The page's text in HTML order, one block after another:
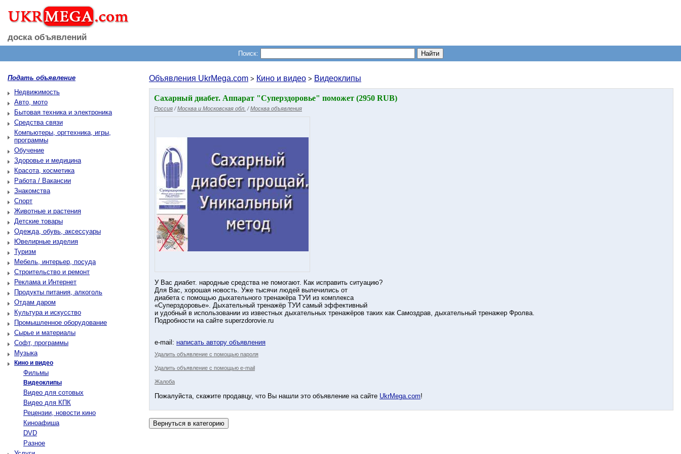
доска объявлений
Поиск:
Подать объявление
Недвижимость
Авто, мото
Бытовая техника и электроника
Средства связи
Компьютеры, оргтехника, игры,
программы
Обучение
Здоровье и медицина
Красота, косметика
Работа / Вакансии
Знакомства
Спорт
Животные и растения
Детские товары
Одежда, обувь, аксессуары
Ювелирные изделия
Туризм
Мебель, интерьер, посуда
Строительство и ремонт
Реклама и Интернет
Продукты питания, алкоголь
Отдам даром
Культура и искусство
Промышленное оборудование
Сырье и материалы
Софт, программы
Музыка
Кино и видео
Фильмы
Видеоклипы
Видео для сотовых
Видео для КПК
Рецензии, новости кино
Киноафиша
DVD
Разное
Объявления UkrMega.com > Кино и видео > Видеоклипы
Сахарный диабет. Аппарат "Суперздоровье" поможет (2950 RUB)
Россия /Москва и Московская обл. /Москва объявления
У Вас диабет. народные средства не помогают. Как исправить ситуацию?
Для Вас, хорошая новость. Уже тысячи людей вылечились от
диабета с помощью дыхательного тренажёра ТУИ из комплекса
«Суперздоровье». Дыхательный тренажёр ТУИ самый эффективный
и удобный в использовании из известных дыхательных тренажёров таких как Самоздрав, дыхательный тренажер Фролва.
Подробности на сайте superzdorovie.ru
e-mail: написать автору объявления
Удалить объявление с помощью пароля
Удалить объявление с помощью e-mail
Жалоба
Пожалуйста, скажите продавцу, что Вы нашли это объявление на сайте UkrMega.com!